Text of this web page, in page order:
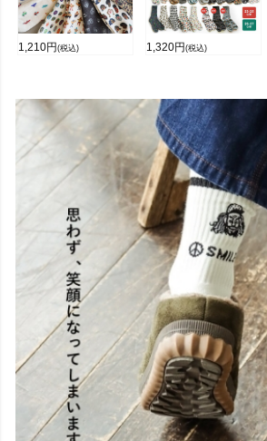
1,210円 (税込) 1,320円 (税込)